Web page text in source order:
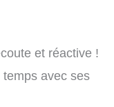
et réactive !
temps avec ses